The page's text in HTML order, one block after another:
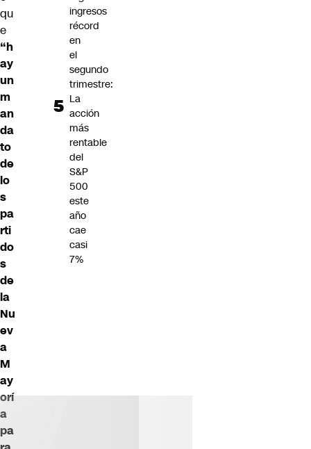
qu
e
“h
ay
un
m
an
da
to
de
lo
s
pa
rti
do
s
de
la
Nu
ev
a
M
ay
orí
a
pa
ingresos
récord
en
el
segundo
trimestre:
La
acción
más
rentable
del
S&P
500
este
año
cae
casi
7%